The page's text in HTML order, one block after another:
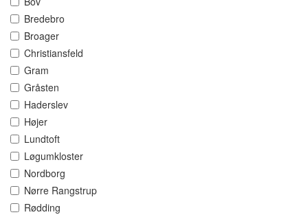
Bredebro
Broager
Christiansfeld
Gram
Gråsten
Haderslev
Højer
Lundtoft
Løgumkloster
Nordborg
Nørre Rangstrup
Rødding